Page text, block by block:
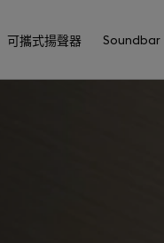
可攜式揚聲器 Soundbar